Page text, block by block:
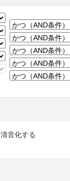
清音化する